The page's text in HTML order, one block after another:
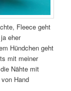
Fleece geht
eher
Hündchen geht
mit meiner
Nähte mit
Hand